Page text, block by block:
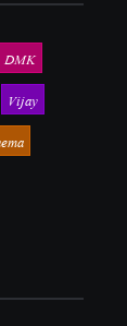
DMK
Vijay